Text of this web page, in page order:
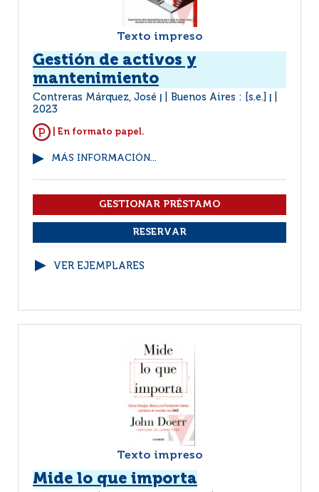
Texto impreso
Gestión de activos y
mantenimiento
Contreras Márquez, José Buenos Aires : [s.e.]
2023
| En formato papel.
MÁS INFORMACIÓN...
VER EJEMPLARES
Texto impreso
Mide lo que importa